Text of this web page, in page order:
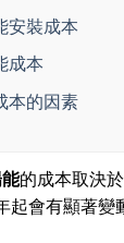
安裝成本
成本
本的因素
的成本取決
會有顯著變